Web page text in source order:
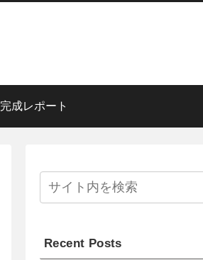
完成レポート
Recent Posts